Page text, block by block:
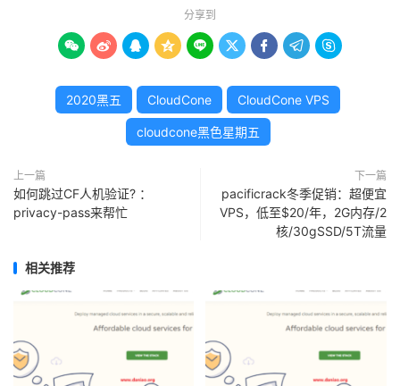
分享到
        
2020黑五 CloudCone CloudCone VPS
cloudcone黑色星期五
上一篇
如何跳过CF人机验证? ：
privacy-pass来帮忙
下一篇
pacificrack冬季促销：超便宜
VPS，低至$20/年，2G内存/2
核/30gSSD/5T流量
相关推荐